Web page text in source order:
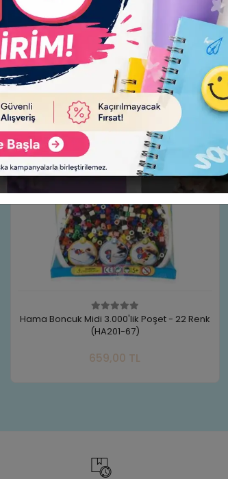
Hama Boncuk Midi 1.000’lik poşet - Pastel
Mavi 207-46
299,00 TL